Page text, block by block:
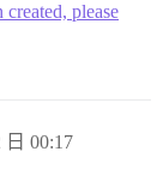
please
日 00:17